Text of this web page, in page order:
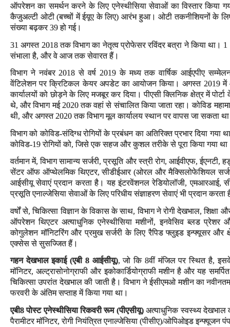
ऑपरेशन का समर्थन करने के लिए एनेस्थीसिया सेवाओं का विस्तार किया
कैजुअल्टी ओटी (बच्चों में ईयूए के लिए) आरंभ हुआ। ओटी तकनीशियनों के
संख्या बढ़कर 39 हो गई।
31 अगस्त 2018 तक विभाग का नेतृत्व प्रोफेसर रविंदर बत्रा ने किया था। 1
संभाला है, और वे आज तक सेवारत हैं।
विभाग ने नवंबर 2018 से वर्ष 2019 के मध्य तक वार्षिक आईएपीए
वेंटिलेशन पर क्रिटिकल केयर अपडेट का आयोजन किया। अगस्त 2019
कार्यालयों को छोड़ने के लिए मजबूर कर दिया। पीएसी क्लिनिक क्षेत्र में
थे, और विभाग मई 2020 तक वहां से संचालित किया जाता रहा। कोविड
थी, और अगस्त 2020 तक विभाग मूल कार्यालय स्थान पर वापस जा सकता
विभाग को कोविड-संदिग्ध रोगियों के प्रबंधन का अतिरिक्त प्रभार दिया
कोविड-19 रोगियों को, जिसे एक सहज और कुशल तरीके से पूरा किया गया
वर्तमान में, विभाग सामान्य सर्जरी, प्रसूति और स्त्री रोग, आईवीएफ, ईएनटी,
सेंटर ऑफ ऑप्थेलमिक थिएटर, सीडीईआर (ओरल और मैक्सिलोफेशियल
आईसीयू सेवाएं प्रदान करता है। यह इंटरवेंशनल रेडियोलॉजी, एमआरआई,
प्रसूति एनाल्जेसिया सेवाओं के लिए परिधीय संज्ञाहरण सेवाएं भी प्रदान करता
वर्षों से, चिकित्सा विज्ञान के विकास के साथ, विभाग ने रोगी देखभाल,
ऑपरेशन थिएटर अत्याधुनिक एनेस्थीसिया मशीनों, इनवेसिव ब्लड प्रेशर
कोगुलेशन मॉनिटरिंग और प्रमुख सर्जरी के लिए रैपिड फ्लुइड इन्फ्यूसर और
एक्सेस से सुसज्जित हैं।
गहन देखभाल इकाई (एबी 8 आईसीयू), जो कि 8वीं मंजिल पर स्थित है,
मॉनिटर, अल्ट्रासोनोग्राफी और इकोकार्डियोग्राफी मशीन है और यह
चिकित्सा उपरांत देखभाल की जाती है। विभाग ने ईसीएमओ मशीन का
फरवरी के अंतिम सप्ताह में किया गया था।
एबी8 पोस्ट एनेस्थीसिया रिकवरी रूम (पीएसीयू)अत्याधुनिक स्वस्थ्य देखभाल
पैरामीटर मॉनिटर, रोगी नियंत्रित एनाल्जेसिया (पीसीए)/ओपिओइड